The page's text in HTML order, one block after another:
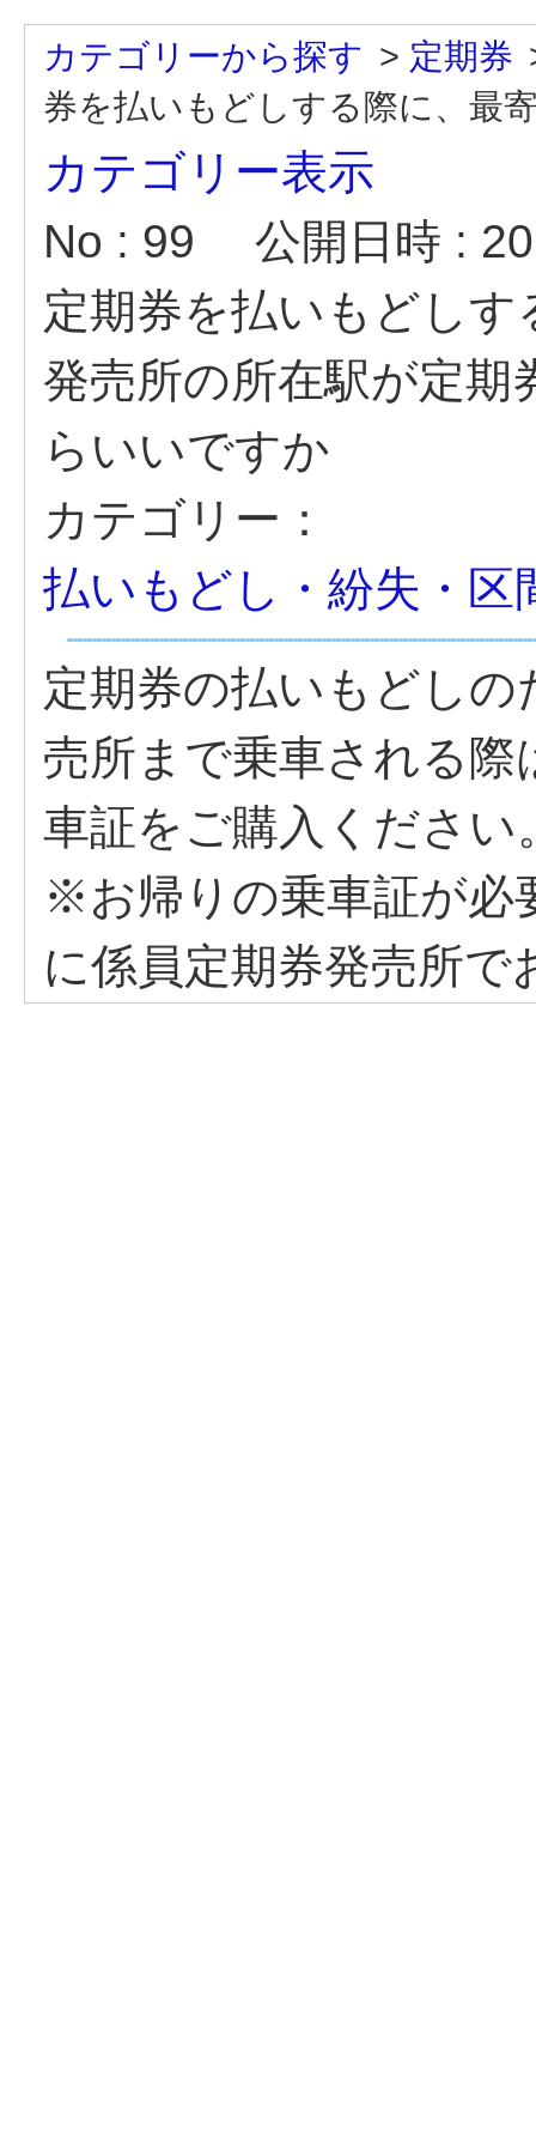
カテゴリーから探す > 定期券
券を払いもどしする際に、最
カテゴリー表示
No : 99
公開日時 :
定期券を払いもどし
発売所の所在駅が定期
らいいですか
カテゴリー：
払いもどし・紛失・区
定期券の払いもどし
売所まで乗車される際
車証をご購入ください
※お帰りの乗車証が必
に係員定期券発売所